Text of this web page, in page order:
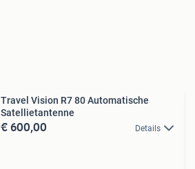
Travel Vision R7 80 Automatische
Satellietantenne
€ 600,00 Details